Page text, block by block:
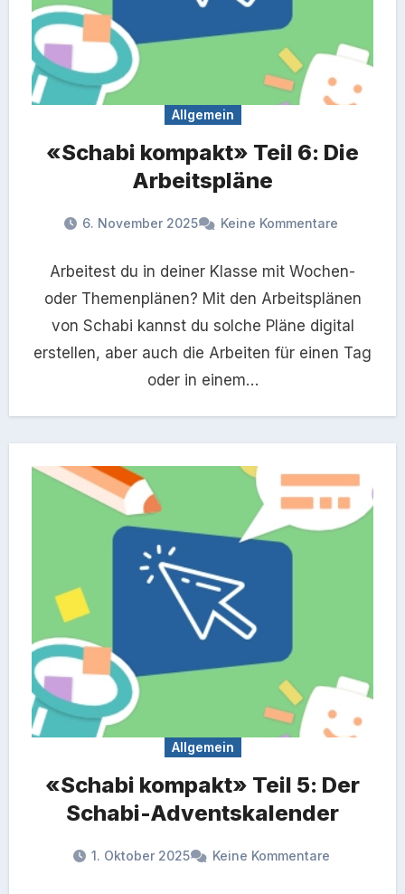
Allgemein
«Schabi kompakt» Teil 6: Die
Arbeitspläne
6. November 2025 Keine Kommentare
Arbeitest du in deiner Klasse mit Wochen-
oder Themenplänen? Mit den Arbeitsplänen
von Schabi kannst du solche Pläne digital
erstellen, aber auch die Arbeiten für einen Tag
oder in einem…
Allgemein
«Schabi kompakt» Teil 5: Der
Schabi-Adventskalender
1. Oktober 2025 Keine Kommentare